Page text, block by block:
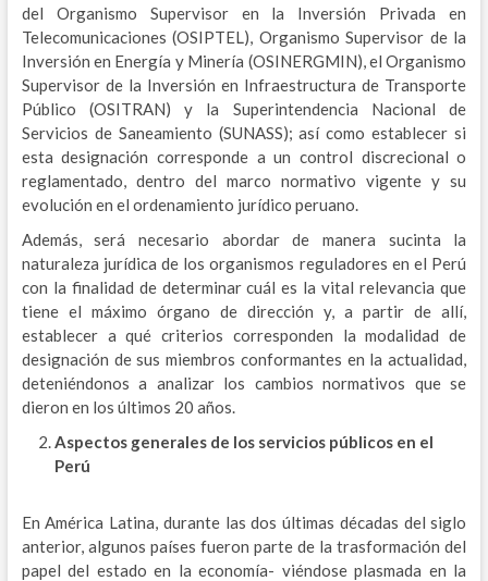
del Organismo Supervisor en la Inversión Privada en
Telecomunicaciones (OSIPTEL), Organismo Supervisor de la
Inversión en Energía y Minería (OSINERGMIN), el Organismo
Supervisor de la Inversión en Infraestructura de Transporte
Público (OSITRAN) y la Superintendencia Nacional de
Servicios de Saneamiento (SUNASS); así como establecer si
esta designación corresponde a un control discrecional o
reglamentado, dentro del marco normativo vigente y su
evolución en el ordenamiento jurídico peruano.
Además, será necesario abordar de manera sucinta la
naturaleza jurídica de los organismos reguladores en el Perú
con la finalidad de determinar cuál es la vital relevancia que
tiene el máximo órgano de dirección y, a partir de allí,
establecer a qué criterios corresponden la modalidad de
designación de sus miembros conformantes en la actualidad,
deteniéndonos a analizar los cambios normativos que se
dieron en los últimos 20 años.
Aspectos generales de los servicios públicos en el
Perú
En América Latina, durante las dos últimas décadas del siglo
anterior, algunos países fueron parte de la trasformación del
papel del estado en la economía- viéndose plasmada en la